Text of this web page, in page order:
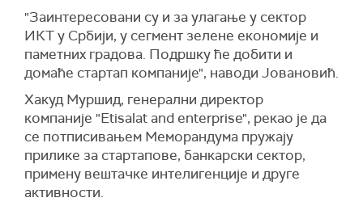
"Заинтересовани су и за улагање у сектор
ИКТ у Србији, у сегмент зелене економије и
паметних градова. Подршку ће добити и
домаће стартап компаније", наводи Јовановић.
Хакуд Муршид, генерални директор
компаније "Etisalat and enterprise", рекао је да
се потписивањем Меморандума пружају
прилике за стартапове, банкарски сектор,
примену вештачке интелигенције и друге
активности.